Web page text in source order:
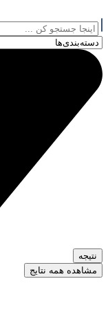
به
محتوا
جستجو
...
نتیجه
مشاهده همه نتایج